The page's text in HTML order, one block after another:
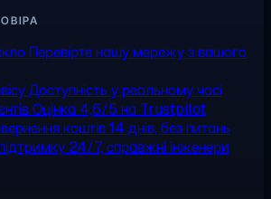
Перевірте нашу мережу з вашого
Доступність у реальному часі
Оцінка 4,6/5 на Trustpilot
коштів14 днів, без питань
24/7, справжні інженери